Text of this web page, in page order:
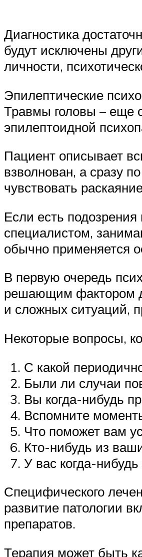
Диагностика
будут исключены
личности,
Эпилептические
Травмы головы – еще
эпилептоидной
Пациент описывает
взволнован, а сразу
чувствовать
Если есть
специалистом,
обычно применяется
В первую очередь
решающим фактором
и сложных ситуаций,
Некоторые вопросы,
С какой
Были ли случаи
Вы когда-нибудь
Вспомните
Что поможет вам
Кто-нибудь из
У вас когда-
Специфического
развитие патологии
препаратов.
Терапия может быть